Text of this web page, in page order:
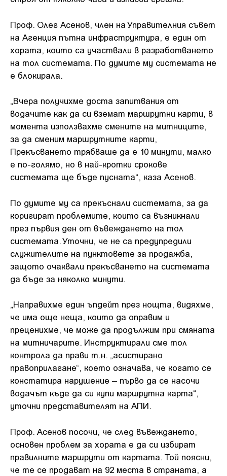
Проф. Олег Асенов, член на Управителния съвет
на Агенция пътна инфраструктура, е един от
хората, които са участвали в разработването
на тол системата. По думите му системата не
е блокирала.
„Вчера получихме доста запитвания от
водачите как да си вземат маршрутни карти, в
момента използвахме смените на митниците,
за да сменим маршрутните карти,
Прекъсването трябваше да е 10 минути, малко
е по-голямо, но в най-кротки срокове
системата ще бъде пусната“, каза Асенов.
По думите му са прекъснали системата, за да
коригират проблемите, които са възникнали
през първия ден от въвеждането на тол
системата. Уточни, че не са предупредили
служителите на пунктовете за продажба,
защото очаквали прекъсването на системата
да бъде за няколко минути.
„Направихме един ъпдейт през нощта, видяхме,
че има още неща, които да оправим и
преценихме, че може да продължим при смяната
на митничарите. Инструктирали сме тол
контрола да прави т.н. „асистирано
правоприлагане“, което означава, че когато се
констатира нарушение – първо да се насочи
водачът къде да си купи маршрутна карта“,
уточни представителят на АПИ.
Проф. Асенов посочи, че след въвеждането,
основен проблем за хората е да си избират
правилните маршрути от картата. Той поясни,
че те се продават на 92 места в страната, а